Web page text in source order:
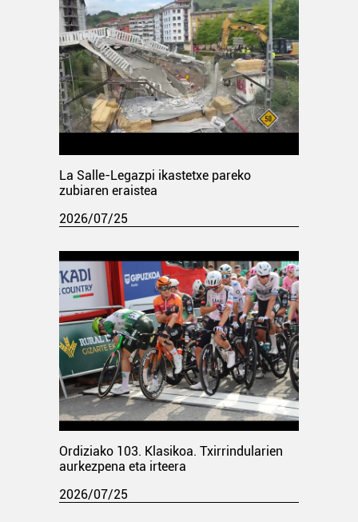
La Salle-Legazpi ikastetxe pareko
zubiaren eraistea
2026/07/25
Ordiziako 103. Klasikoa. Txirrindularien
aurkezpena eta irteera
2026/07/25